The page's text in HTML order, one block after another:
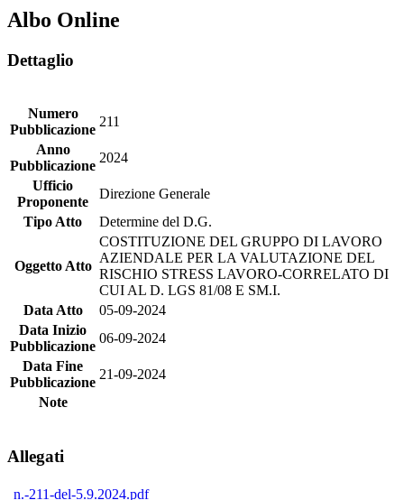
Albo Online
Dettaglio
Numero
Pubblicazione
211
Anno
Pubblicazione
2024
Ufficio
Proponente
Direzione Generale
Tipo Atto
Determine del D.G.
Oggetto Atto
COSTITUZIONE DEL GRUPPO DI LAVORO
AZIENDALE PER LA VALUTAZIONE DEL
RISCHIO STRESS LAVORO-CORRELATO DI
CUI AL D. LGS 81/08 E SM.I.
Data Atto
05-09-2024
Data Inizio
Pubblicazione
06-09-2024
Data Fine
Pubblicazione
21-09-2024
Note
Allegati
n.-211-del-5.9.2024.pdf